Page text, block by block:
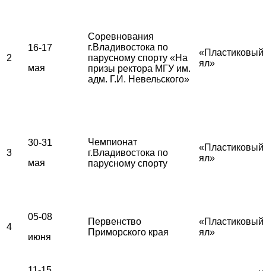
2
16-17
мая
Соревнования
г.Владивостока по
парусному спорту «На
призы ректора МГУ им.
адм. Г.И. Невельского»
«Пластиковый
ял»
3
30-31
мая
Чемпионат
г.Владивостока по
парусному спорту
«Пластиковый
ял»
4
05-08
июня
Первенство
Приморского края
«Пластиковый
ял»